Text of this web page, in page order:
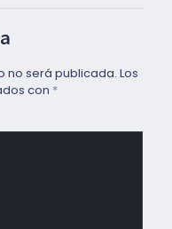
no será publicada. Los
con *